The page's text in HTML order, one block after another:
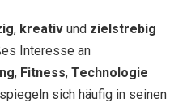
, kreativ und zielstrebig
Interesse an
, Fitness, Technologie
sich häufig in seinen